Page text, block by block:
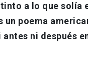
a lo que solía
un poema
ni después